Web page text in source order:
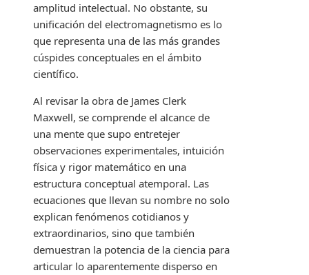
amplitud intelectual. No obstante, su
unificación del electromagnetismo es lo
que representa una de las más grandes
cúspides conceptuales en el ámbito
científico.
Al revisar la obra de James Clerk
Maxwell, se comprende el alcance de
una mente que supo entretejer
observaciones experimentales, intuición
física y rigor matemático en una
estructura conceptual atemporal. Las
ecuaciones que llevan su nombre no solo
explican fenómenos cotidianos y
extraordinarios, sino que también
demuestran la potencia de la ciencia para
articular lo aparentemente disperso en